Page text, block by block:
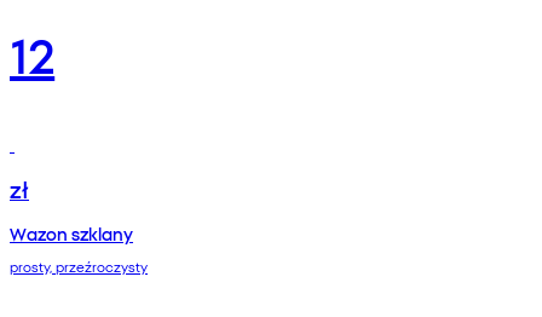
12
zł
Wazon szklany
prosty, przeźroczysty